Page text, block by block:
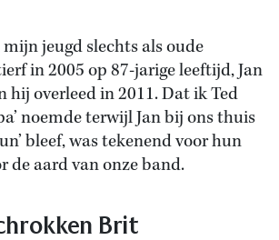
jeugd slechts als oude
in 2005 op 87-jarige leeftijd, Jan
hij overleed in 2011. Dat ik Ted
noemde terwijl Jan bij ons thuis
bleef, was tekenend voor hun
de aard van onze band.
Brit